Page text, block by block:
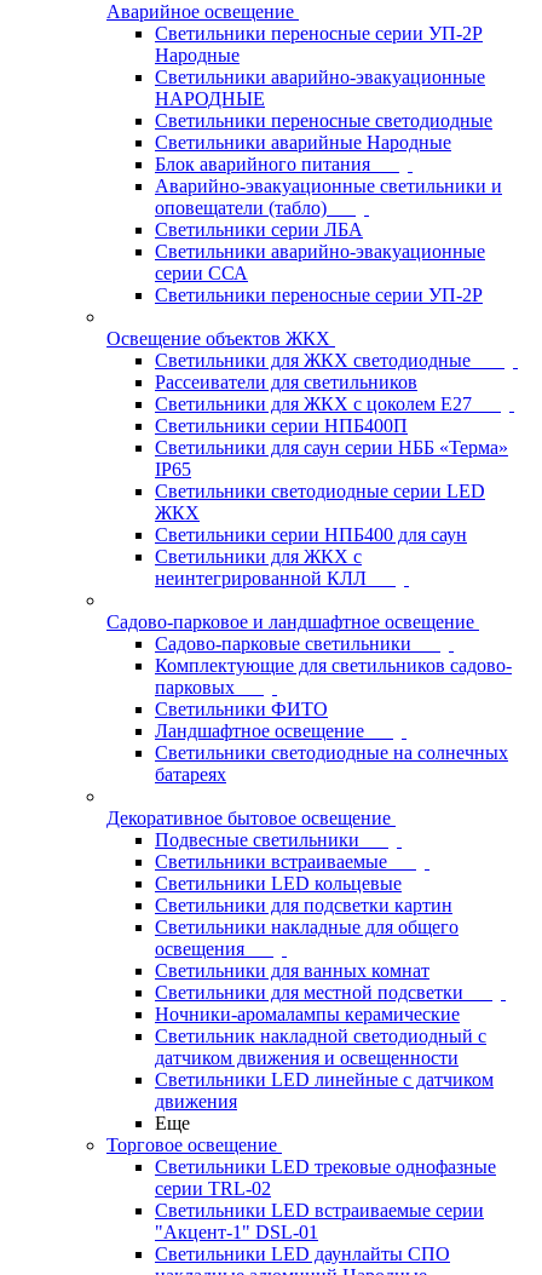
Аварийное освещение
Светильники переносные серии УП-2Р
Народные
Светильники аварийно-эвакуационные
НАРОДНЫЕ
Светильники переносные светодиодные
Светильники аварийные Народные
Блок аварийного питания
Аварийно-эвакуационные светильники и
оповещатели (табло)
Светильники серии ЛБА
Светильники аварийно-эвакуационные
серии ССА
Светильники переносные серии УП-2Р
Освещение объектов ЖКХ
Светильники для ЖКХ светодиодные
Рассеиватели для светильников
Светильники для ЖКХ с цоколем Е27
Светильники серии НПБ400П
Светильники для саун серии НББ «Терма»
IP65
Светильники светодиодные серии LED
ЖКХ
Светильники серии НПБ400 для саун
Светильники для ЖКХ с
неинтегрированной КЛЛ
Садово-парковое и ландшафтное освещение
Садово-парковые светильники
Комплектующие для светильников садово-
парковых
Светильники ФИТО
Ландшафтное освещение
Светильники светодиодные на солнечных
батареях
Декоративное бытовое освещение
Подвесные светильники
Светильники встраиваемые
Светильники LED кольцевые
Светильники для подсветки картин
Светильники накладные для общего
освещения
Светильники для ванных комнат
Светильники для местной подсветки
Ночники-аромалампы керамические
Светильник накладной светодиодный с
датчиком движения и освещенности
Светильники LED линейные с датчиком
движения
Еще
Торговое освещение
Светильники LED трековые однофазные
серии TRL-02
Светильники LED встраиваемые серии
"Акцент-1" DSL-01
Светильники LED даунлайты СПО